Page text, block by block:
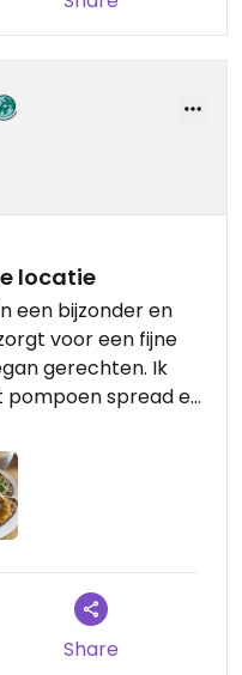
locatie
een bijzonder en
voor een fijne
gerechten. Ik
spread en
op elkaar
on 2025-12-19
Share